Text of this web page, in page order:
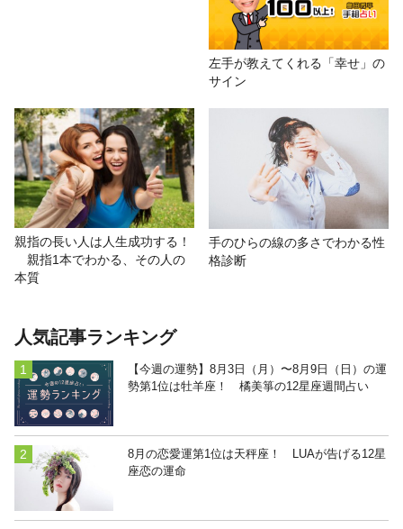
左手が教えてくれる「幸せ」の
サイン
親指の長い人は人生成功する！
親指1本でわかる、その人の
本質
手のひらの線の多さでわかる性
格診断
人気記事ランキング
【今週の運勢】8月3日（月）〜8月9日（日）の運
勢第1位は牡羊座！ 橘美箏の12星座週間占い
8月の恋愛運第1位は天秤座！ LUAが告げる12星
座恋の運命